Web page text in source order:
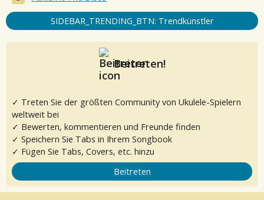
SIDEBAR_TRENDING_BTN: Trendkünstler
Beitreten!
✓ Treten Sie der größten Community von Ukulele-Spielern
weltweit bei
✓ Bewerten, kommentieren und Freunde finden
✓ Speichern Sie Tabs in Ihrem Songbook
✓ Fügen Sie Tabs, Covers, etc. hinzu
Beitreten